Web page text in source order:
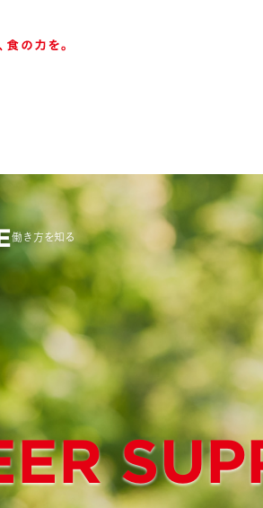
働き方を知る